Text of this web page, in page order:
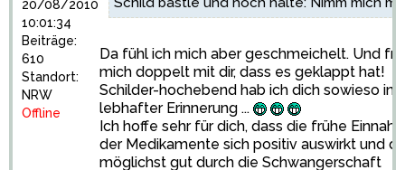
20/08/2010
10:01:34
Beiträge:
610
Standort:
NRW
Offline
Da fühl ich mich aber geschmeichelt. Und
mich doppelt mit dir, dass es geklappt hat!
Schilder-hochebend hab ich dich sowieso in
lebhafter Erinnerung ...
Ich hoffe sehr für dich, dass die frühe
der Medikamente sich positiv auswirkt und du
möglichst gut durch die Schwangerschaft